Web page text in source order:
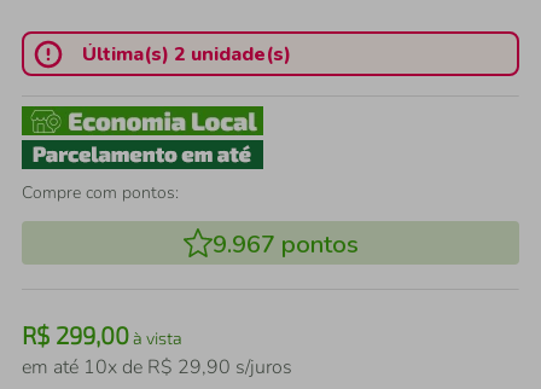
Última(s) 2 unidade(s)
Compre com pontos:
9.967 pontos
R$ 299,00à vista
em até 10x de R$ 29,90 s/juros